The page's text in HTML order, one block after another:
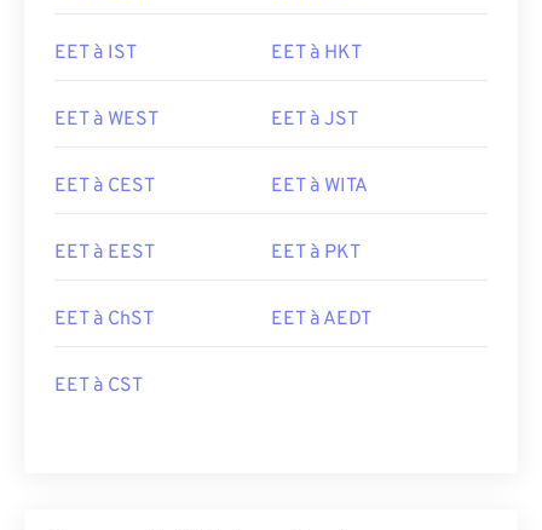
EET à IST EET à HKT
EET à WEST EET à JST
EET à CEST EET à WITA
EET à EEST EET à PKT
EET à ChST EET à AEDT
EET à CST